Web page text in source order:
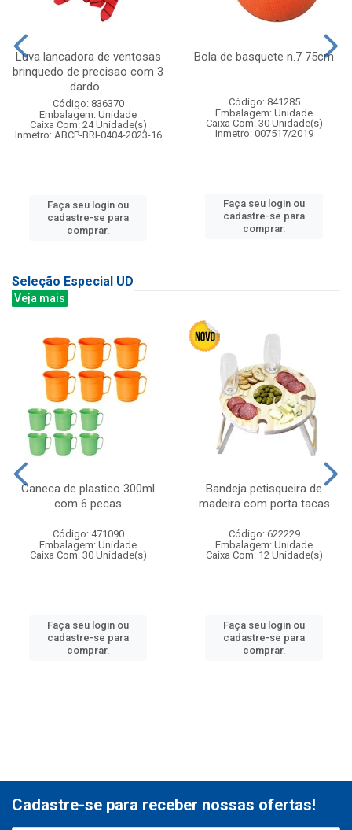
Luva lancadora de ventosas
brinquedo de precisao com 3
dardo...
Código: 836370
Embalagem: Unidade
Caixa Com: 24 Unidade(s)
Inmetro: ABCP-BRI-0404-2023-16
Faça seu login ou
cadastre-se para
comprar.
Bola de basquete n.7 75cm
Código: 841285
Embalagem: Unidade
Caixa Com: 30 Unidade(s)
Inmetro: 007517/2019
Faça seu login ou
cadastre-se para
comprar.
Seleção Especial UD
Veja mais
Caneca de plastico 300ml
com 6 pecas
Código: 471090
Embalagem: Unidade
Caixa Com: 30 Unidade(s)
Faça seu login ou
cadastre-se para
comprar.
Bandeja petisqueira de
madeira com porta tacas
Código: 622229
Embalagem: Unidade
Caixa Com: 12 Unidade(s)
Faça seu login ou
cadastre-se para
comprar.
Cadastre-se para receber nossas ofertas!